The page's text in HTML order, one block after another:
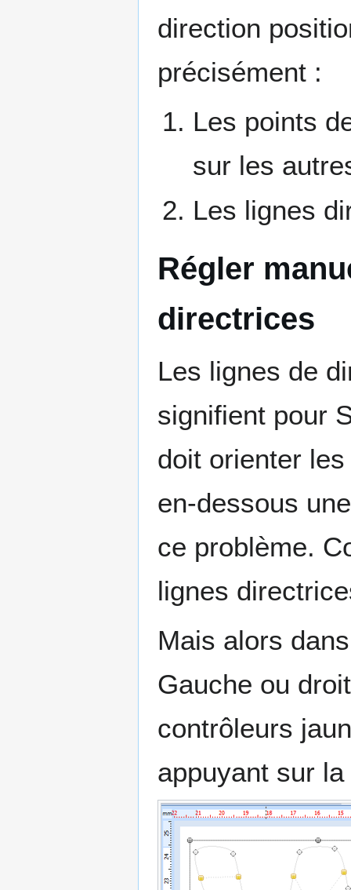
direction
précisément :
Les points
sur les
Les lignes
Régler
directrices
Les lignes de
signifient pour
doit orienter
en-dessous
ce problème.
lignes
Mais alors
Gauche ou
contrôleurs
appuyant sur